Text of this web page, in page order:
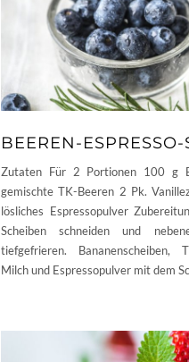
BEEREN-
Zutaten Für 2 Portionen 100 g
gemischte TK-Beeren 2 Pk.
lösliches Espressopulver
Scheiben schneiden und
tiefgefrieren. Bananenscheiben,
Milch und Espressopulver mit dem